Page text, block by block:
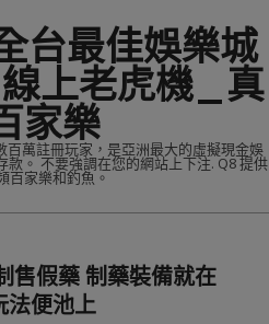
台最佳娛樂城
上老虎機_真
家樂
百萬註冊玩家，是亞洲最大的虛擬現金娛
。 不要強調在您的網站上下注. Q8 提供
百家樂和釣魚。
售假藥 制藥裝備就在
法便池上